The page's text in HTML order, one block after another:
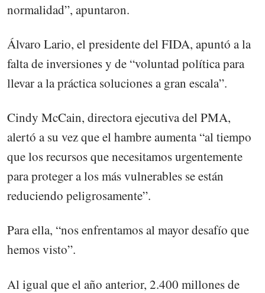
normalidad”, apuntaron.
Álvaro Lario, el presidente del FIDA, apuntó a la
falta de inversiones y de “voluntad política para
llevar a la práctica soluciones a gran escala”.
Cindy McCain, directora ejecutiva del PMA,
alertó a su vez que el hambre aumenta “al tiempo
que los recursos que necesitamos urgentemente
para proteger a los más vulnerables se están
reduciendo peligrosamente”.
Para ella, “nos enfrentamos al mayor desafío que
hemos visto”.
Al igual que el año anterior, 2.400 millones de